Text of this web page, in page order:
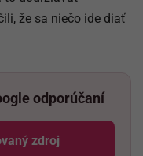
že sa niečo ide diať
odporúčaní
zdroj
odkaz sa otvorí v